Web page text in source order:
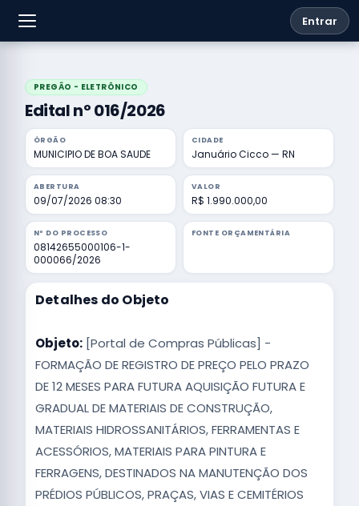
Entrar
PREGÃO - ELETRÔNICO
Edital nº 016/2026
ÓRGÃO
MUNICIPIO DE BOA SAUDE
CIDADE
Januário Cicco — RN
ABERTURA
09/07/2026 08:30
VALOR
R$ 1.990.000,00
Nº DO PROCESSO
08142655000106-1-
000066/2026
FONTE ORÇAMENTÁRIA
Detalhes do Objeto
Objeto: [Portal de Compras Públicas] -
FORMAÇÃO DE REGISTRO DE PREÇO PELO PRAZO
DE 12 MESES PARA FUTURA AQUISIÇÃO FUTURA E
GRADUAL DE MATERIAIS DE CONSTRUÇÃO,
MATERIAIS HIDROSSANITÁRIOS, FERRAMENTAS E
ACESSÓRIOS, MATERIAIS PARA PINTURA E
FERRAGENS, DESTINADOS NA MANUTENÇÃO DOS
PRÉDIOS PÚBLICOS, PRAÇAS, VIAS E CEMITÉRIOS